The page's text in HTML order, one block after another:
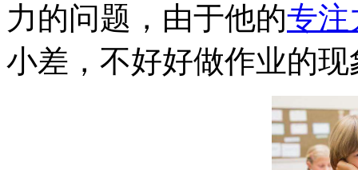
力的问题，由于他的专注
小差，不好好做作业的现